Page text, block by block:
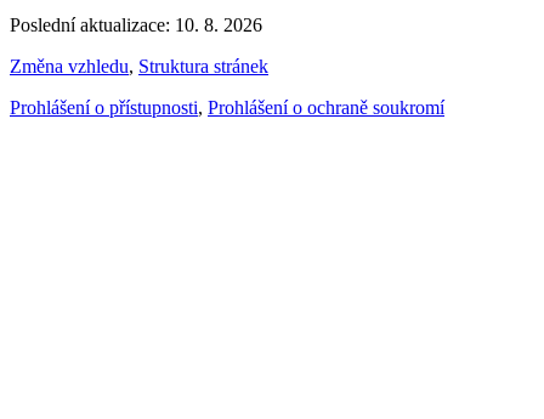
Poslední aktualizace: 10. 8. 2026
Změna vzhledu, Struktura stránek
Prohlášení o přístupnosti, Prohlášení o ochraně soukromí